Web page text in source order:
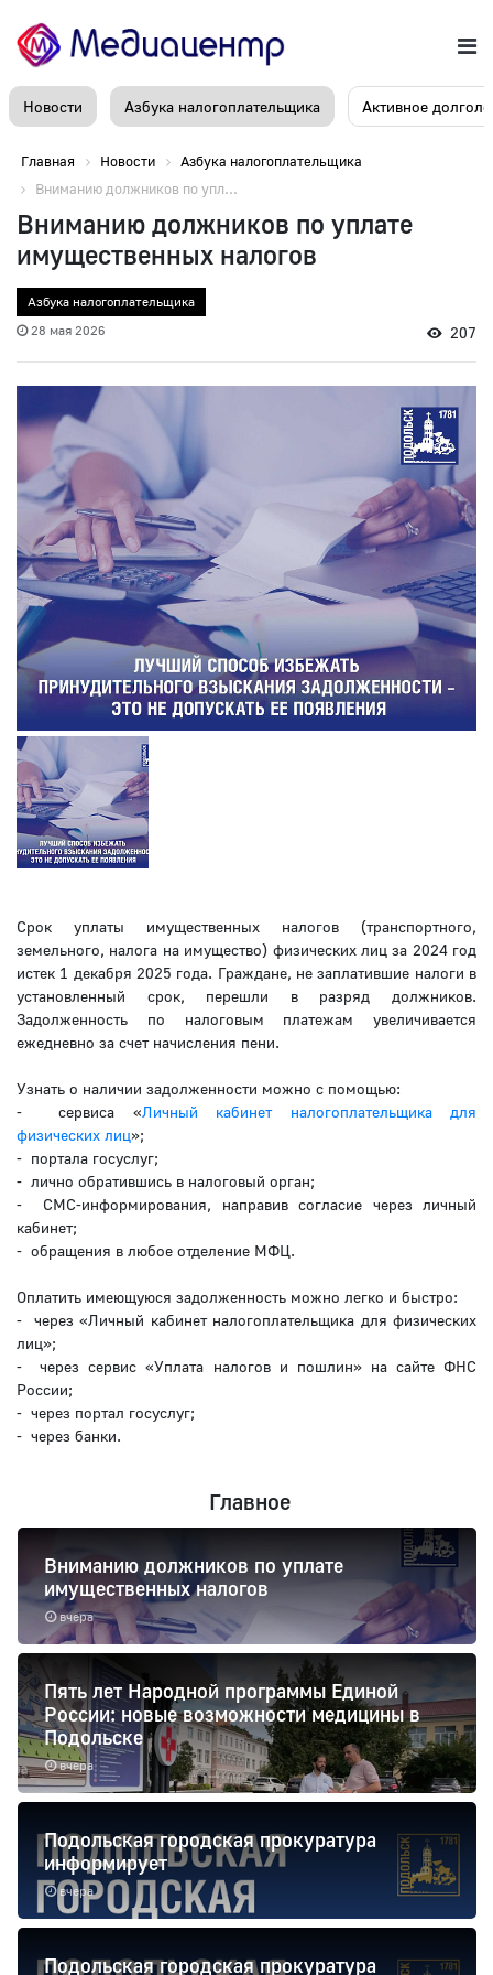
Новости Азбука налогоплательщика Активное
Главная Новости
Азбука налогоплательщика
Вниманию должников по упл...
Вниманию должников по уплате
имущественных налогов
Азбука налогоплательщика
28 мая 2026
207
Срок уплаты имущественных налогов (транспортного,
земельного, налога на имущество) физических лиц за 2024 год
истек 1 декабря 2025 года. Граждане, не заплатившие налоги в
установленный срок, перешли в разряд должников.
Задолженность по налоговым платежам увеличивается
ежедневно за счет начисления пени.
Узнать о наличии задолженности можно с помощью:
- сервиса «Личный кабинет налогоплательщика для
физических лиц»;
- портала госуслуг;
- лично обратившись в налоговый орган;
- СМС-информирования, направив согласие через личный
кабинет;
- обращения в любое отделение МФЦ.
Оплатить имеющуюся задолженность можно легко и быстро:
- через «Личный кабинет налогоплательщика для физических
лиц»;
- через сервис «Уплата налогов и пошлин» на сайте ФНС
России;
- через портал госуслуг;
- через банки.
Главное
вчера
Вниманию должников по уплате
имущественных налогов
вчера
Пять лет Народной программы Единой
России: новые возможности медицины в
Подольске
вчера
Подольская городская прокуратура
информирует
Подольская городская прокуратура